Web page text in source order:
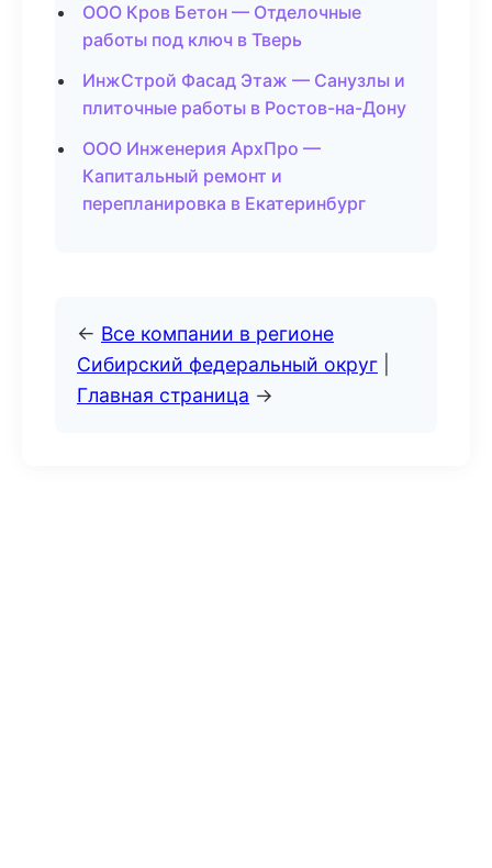
ООО Кров Бетон — Отделочные
работы под ключ в Тверь
ИнжСтрой Фасад Этаж — Санузлы и
плиточные работы в Ростов-на-Дону
ООО Инженерия АрхПро —
Капитальный ремонт и
перепланировка в Екатеринбург
← Все компании в регионе
Сибирский федеральный округ
Главная страница →